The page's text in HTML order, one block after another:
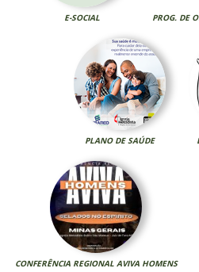
E-SOCIAL PROG. DE
PLANO DE SAÚDE
CONFERÊNCIA REGIONAL AVIVA HOMENS